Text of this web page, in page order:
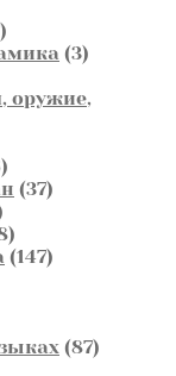
17
товаров
33
оружие,
26
товаров
3737
58
товаров
147147
8787